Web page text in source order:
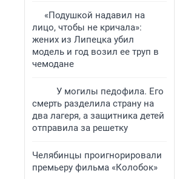
«Подушкой надавил на
лицо, чтобы не кричала»:
жених из Липецка убил
модель и год возил ее труп в
чемодане
У могилы педофила. Его
смерть разделила страну на
два лагеря, а защитника детей
отправила за решетку
Челябинцы проигнорировали
премьеру фильма «Колобок»